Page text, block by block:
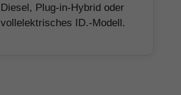
Diesel, Plug-in-Hybrid oder
vollelektrisches ID.-Modell.